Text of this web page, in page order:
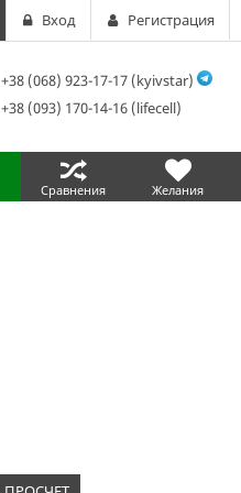
Вход Регистрация
+38 (068) 923-17-17 (kyivstar)
+38 (093) 170-14-16 (lifecell)
Сравнения Желания